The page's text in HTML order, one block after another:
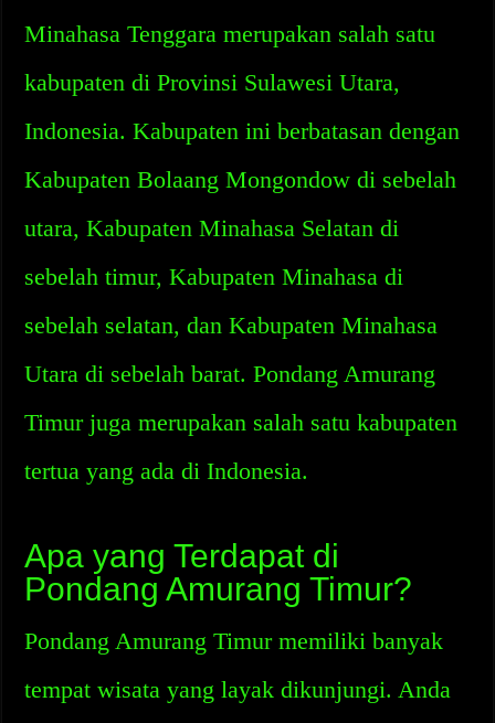
Minahasa Tenggara merupakan salah satu
kabupaten di Provinsi Sulawesi Utara,
Indonesia. Kabupaten ini berbatasan dengan
Kabupaten Bolaang Mongondow di sebelah
utara, Kabupaten Minahasa Selatan di
sebelah timur, Kabupaten Minahasa di
sebelah selatan, dan Kabupaten Minahasa
Utara di sebelah barat. Pondang Amurang
Timur juga merupakan salah satu kabupaten
tertua yang ada di Indonesia.
Apa yang Terdapat di
Pondang Amurang Timur?
Pondang Amurang Timur memiliki banyak
tempat wisata yang layak dikunjungi. Anda